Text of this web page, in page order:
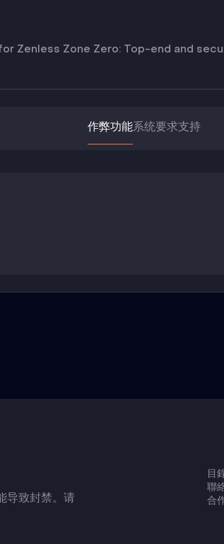
Zenless Zone Zero: Top-end and
作弊功能系统要求支持
导致封禁。请
目
聯
合